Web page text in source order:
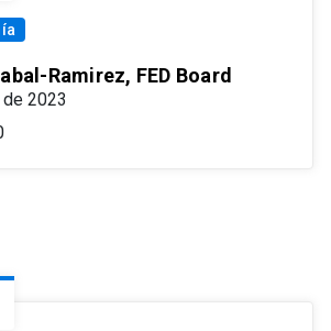
Ramirez, FED Board
2023